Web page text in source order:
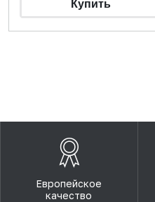
Европейское
качество